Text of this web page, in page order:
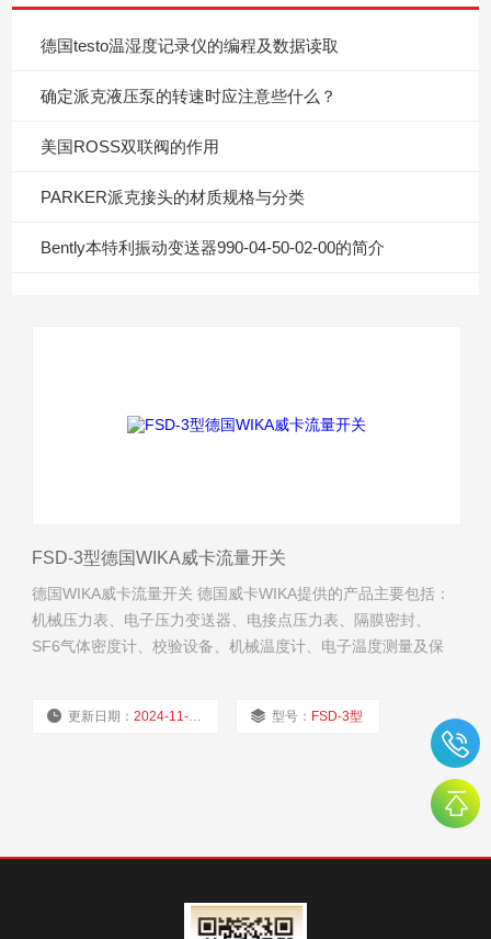
德国testo温湿度记录仪的编程及数据读取
确定派克液压泵的转速时应注意些什么？
美国ROSS双联阀的作用
PARKER派克接头的材质规格与分类
Bently本特利振动变送器990-04-50-02-00的简介
FSD-3型德国WIKA威卡流量开关
德国WIKA威卡流量开关 德国威卡WIKA提供的产品主要包括：
机械压力表、电子压力变送器、电接点压力表、隔膜密封、
SF6气体密度计、校验设备、机械温度计、电子温度测量及保
更新日期：2024-11-22 型号： FSD-3型